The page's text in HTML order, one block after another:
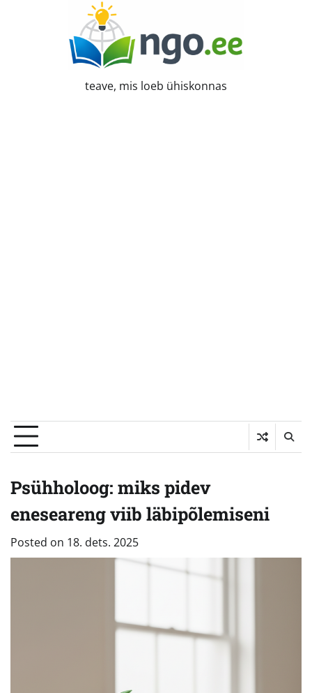
teave, mis loeb ühiskonnas
Psühholoog: miks pidev
eneseareng viib läbipõlemiseni
Posted on 18. dets. 2025